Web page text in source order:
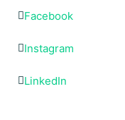
Facebook
Instagram
LinkedIn